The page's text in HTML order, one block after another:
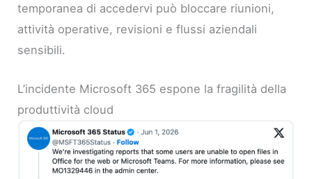
temporanea di accedervi può bloccare riunioni,
attività operative, revisioni e flussi aziendali
sensibili.
L’incidente Microsoft 365 espone la fragilità della
produttività cloud